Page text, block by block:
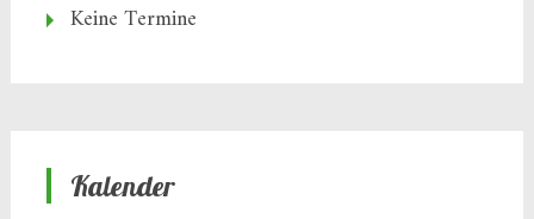
Keine Termine
Kalender